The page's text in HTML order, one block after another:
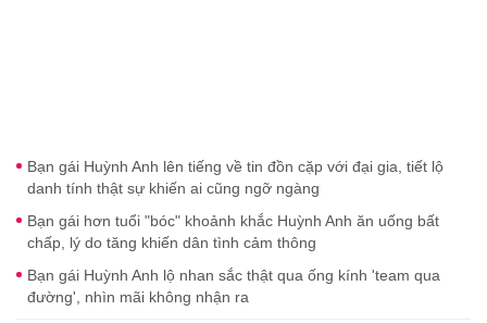
Bạn gái Huỳnh Anh lên tiếng về tin đồn cặp với đại gia, tiết lộ
danh tính thật sự khiến ai cũng ngỡ ngàng
Bạn gái hơn tuổi "bóc" khoảnh khắc Huỳnh Anh ăn uống bất
chấp, lý do tăng khiến dân tình cảm thông
Bạn gái Huỳnh Anh lộ nhan sắc thật qua ống kính 'team qua
đường', nhìn mãi không nhận ra